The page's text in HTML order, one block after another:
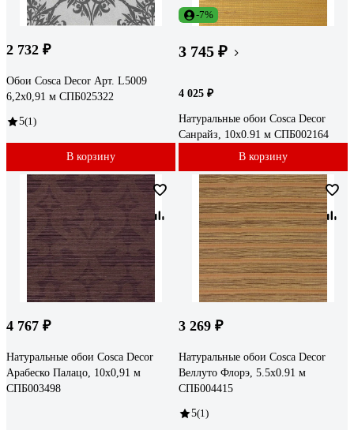
2 732 ₽
Обои Cosca Decor Арт. L5009
6,2x0,91 м СПБ025322
5(1)
В корзину
-7%
3 745 ₽
4 025 ₽
Натуральные обои Cosca Decor
Санрайз, 10x0.91 м СПБ002164
В корзину
4 767 ₽
Натуральные обои Cosca Decor
Арабеско Палацо, 10x0,91 м
СПБ003498
3 269 ₽
Натуральные обои Cosca Decor
Веллуто Флорэ, 5.5x0.91 м
СПБ004415
5(1)